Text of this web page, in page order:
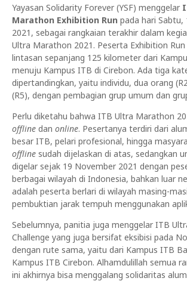
Yayasan Solidarity Forever (YSF) menggelar
Marathon Exhibition Run pada hari Sabtu,
2021, sebagai rangkaian terakhir dalam
Ultra Marathon 2021. Peserta Exhibition
lintasan sepanjang 125 kilometer dari
menuju Kampus ITB di Cirebon. Ada tiga
dipertandingkan, yaitu individu, dua orang
(R5), dengan pembagian grup umum dan
Perlu diketahu bahwa ITB Ultra Marathon
offline dan online. Pesertanya terdiri dari
besar ITB, pelari profesional, hingga
offline sudah dijelaskan di atas, sedangkan
digelar sejak 19 November 2021 dengan
berbagai wilayah di Indonesia, bahkan luar
adalah peserta berlari di wilayah masing-
pembuktian jarak tempuh menggunakan
Sebelumnya, panitia juga menggelar ITB
Challenge yang juga bersifat eksibisi pada
dengan rute sama, yaitu dari Kampus ITB
Kampus ITB Cirebon. Alhamdulillah semua
ini akhirnya bisa menggalang solidaritas